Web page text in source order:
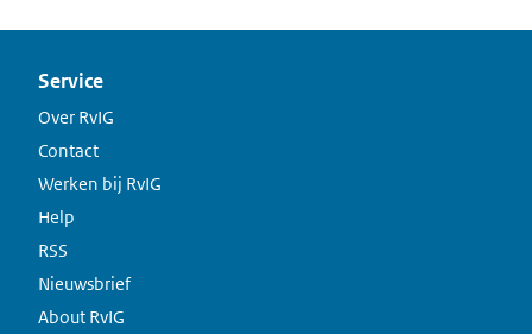
Service
Over RvIG
Contact
Werken bij RvIG
Help
RSS
Nieuwsbrief
About RvIG